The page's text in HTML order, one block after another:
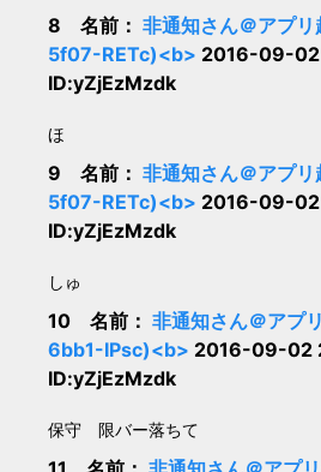
8 名前： 非通知さん＠アプ
5f07-RETc)<b> 2016-09-
ID:yZjEzMzdk
ほ
9 名前： 非通知さん＠アプ
5f07-RETc)<b> 2016-09-
ID:yZjEzMzdk
しゅ
10 名前： 非通知さん＠アプ
6bb1-IPsc)<b> 2016-09-02
ID:yZjEzMzdk
保守 限バー落ちて